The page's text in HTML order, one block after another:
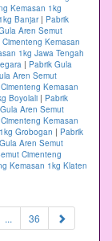
Kemasan 1kg
Banjar| Pabrik
Aren Semut
Kemasan
1kg Jawa Tengah
| Pabrik Gula
Aren Semut
Kemasan
Boyolali | Pabrik
Aren Semut
Kemasan
Grobogan | Pabrik
Aren Semut
Cimenteng
Kemasan 1kg Klaten
... 36